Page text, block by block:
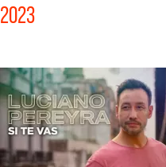
2023